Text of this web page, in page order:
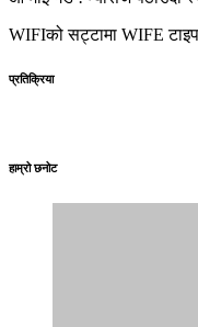
WIFIको सट्टामा WIFE
प्रतिक्रिया
हाम्रो छनोट